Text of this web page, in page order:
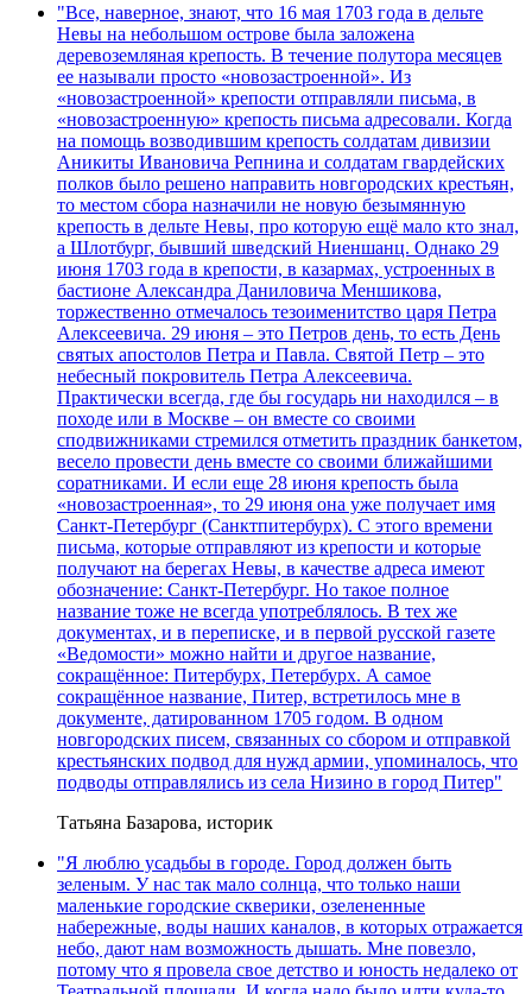
"Все, наверное, знают, что 16 мая 1703 года в дельте
Невы на небольшом острове была заложена
деревоземляная крепость. В течение полутора месяцев
ее называли просто «новозастроенной». Из
«новозастроенной» крепости отправляли письма, в
«новозастроенную» крепость письма адресовали. Когда
на помощь возводившим крепость солдатам дивизии
Аникиты Ивановича Репнина и солдатам гвардейских
полков было решено направить новгородских крестьян,
то местом сбора назначили не новую безымянную
крепость в дельте Невы, про которую ещё мало кто знал,
а Шлотбург, бывший шведский Ниеншанц. Однако 29
июня 1703 года в крепости, в казармах, устроенных в
бастионе Александра Даниловича Меншикова,
торжественно отмечалось тезоименитство царя Петра
Алексеевича. 29 июня – это Петров день, то есть День
святых апостолов Петра и Павла. Святой Петр – это
небесный покровитель Петра Алексеевича.
Практически всегда, где бы государь ни находился – в
походе или в Москве – он вместе со своими
сподвижниками стремился отметить праздник банкетом,
весело провести день вместе со своими ближайшими
соратниками. И если еще 28 июня крепость была
«новозастроенная», то 29 июня она уже получает имя
Санкт-Петербург (Санктпитербурх). С этого времени
письма, которые отправляют из крепости и которые
получают на берегах Невы, в качестве адреса имеют
обозначение: Санкт-Петербург. Но такое полное
название тоже не всегда употреблялось. В тех же
документах, и в переписке, и в первой русской газете
«Ведомости» можно найти и другое название,
сокращённое: Питербурх, Петербурх. А самое
сокращённое название, Питер, встретилось мне в
документе, датированном 1705 годом. В одном
новгородских писем, связанных со сбором и отправкой
крестьянских подвод для нужд армии, упоминалось, что
подводы отправлялись из села Низино в город Питер"
Татьяна Базарова, историк
"Я люблю усадьбы в городе. Город должен быть
зеленым. У нас так мало солнца, что только наши
маленькие городские скверики, озелененные
набережные, воды наших каналов, в которых отражается
небо, дают нам возможность дышать. Мне повезло,
потому что я провела свое детство и юность недалеко от